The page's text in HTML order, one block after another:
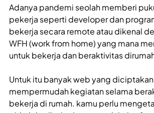
Adanya pandemi seolah memberi
pekerja seperti developer dan
bekerja secara remote atau dikenal
WFH (work from home) yang mana
untuk bekerja dan beraktivitas
Untuk itu banyak web yang
mempermudah kegiatan selama
bekerja di rumah. kamu perlu